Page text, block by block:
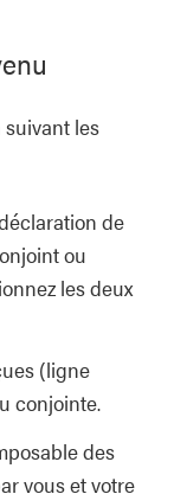
les
de
ou
les deux
(ligne
conjointe.
des
vous et votre